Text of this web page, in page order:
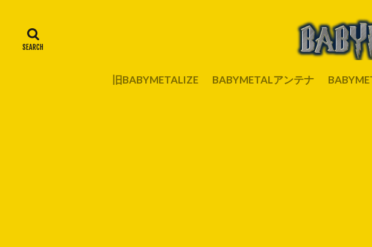
旧BABYMETALIZE BABYMETALアンテナ